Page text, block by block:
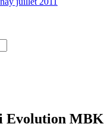
Evolution MBK